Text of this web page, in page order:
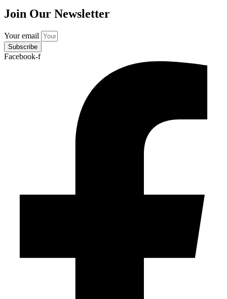
Join Our Newsletter
Your email
Subscribe
Facebook-f